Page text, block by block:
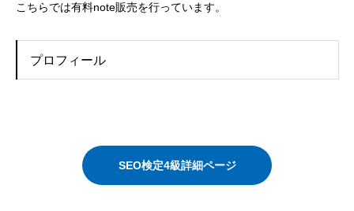
こちらでは有料note販売を行っています。
プロフィール
SEO検定4級詳細ページ